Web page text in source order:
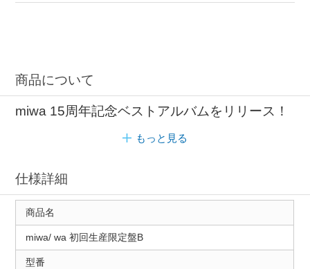
商品について
miwa 15周年記念ベストアルバムをリリース！
もっと見る
仕様詳細
商品名
miwa/ wa 初回生産限定盤B
型番